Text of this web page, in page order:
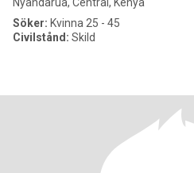
Söker: Kvinna 25 - 45
Civilstånd: Skild